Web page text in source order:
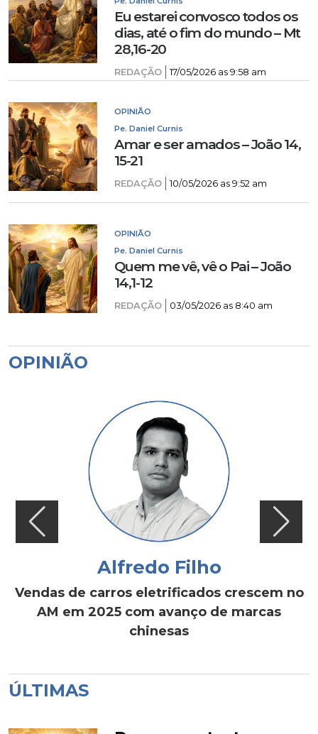
Eu estarei convosco todos os
dias, até o fim do mundo – Mt
28,16-20
REDAÇÃO 17/05/2026 as 9:58 am
OPINIÃO
Pe. Daniel Curnis
Amar e ser amados – João 14,
15-21
REDAÇÃO 10/05/2026 as 9:52 am
OPINIÃO
Pe. Daniel Curnis
Quem me vê, vê o Pai – João
14,1-12
REDAÇÃO 03/05/2026 as 8:40 am
OPINIÃO
Alfredo Filho
Vendas de carros eletrificados crescem no
AM em 2025 com avanço de marcas
chinesas
ÚLTIMAS